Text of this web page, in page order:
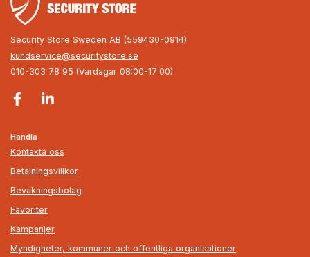
Security Store Sweden AB (559430-0914)
kundservice@securitystore.se
010-303 78 95 (Vardagar 08:00-17:00)
Handla
Kontakta oss
Betalningsvillkor
Bevakningsbolag
Favoriter
Kampanjer
Myndigheter, kommuner och offentliga organisationer